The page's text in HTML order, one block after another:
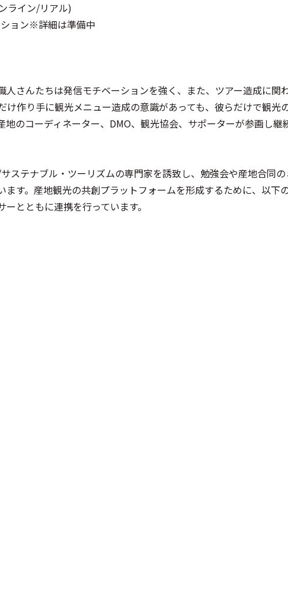
ライン/リアル)
ョン※詳細は準備中
さんたちは発信モチベーションを強く、また、ツアー造成に関
作り手に観光メニュー造成の意識があっても、彼らだけで観光
のコーディネーター、DMO、観光協会、サポーターが参画し継
ステナブル・ツーリズムの専門家を誘致し、勉強会や産地合同
す。産地観光の共創プラットフォームを形成するために、以下
とともに連携を行っています。